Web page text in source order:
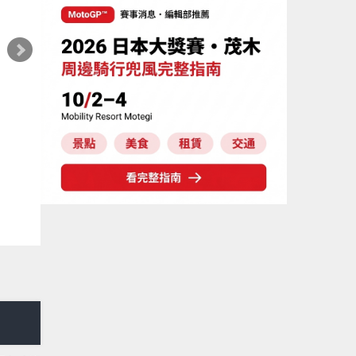
編輯部推薦 新車介紹 SUZUKI
2027年式 Burgman 400 ABS
表！8/18日本上市、支援E10汽油 售